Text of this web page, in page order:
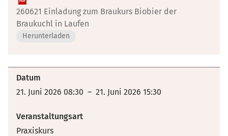
260621 Einladung zum Braukurs Biobier der
Braukuchl in Laufen
Herunterladen
Datum
21. Juni 2026 08:30 – 21. Juni 2026 15:30
Veranstaltungsart
Praxiskurs